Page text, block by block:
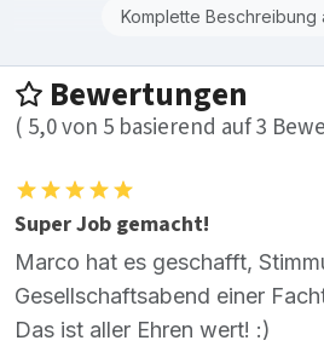
Komplette Beschreibung
Bewertungen
( 5,0von 5 basierend auf3
Super Job gemacht!
Marco hat es geschafft,
Gesellschaftsabend einer
Das ist aller Ehren wert! :)